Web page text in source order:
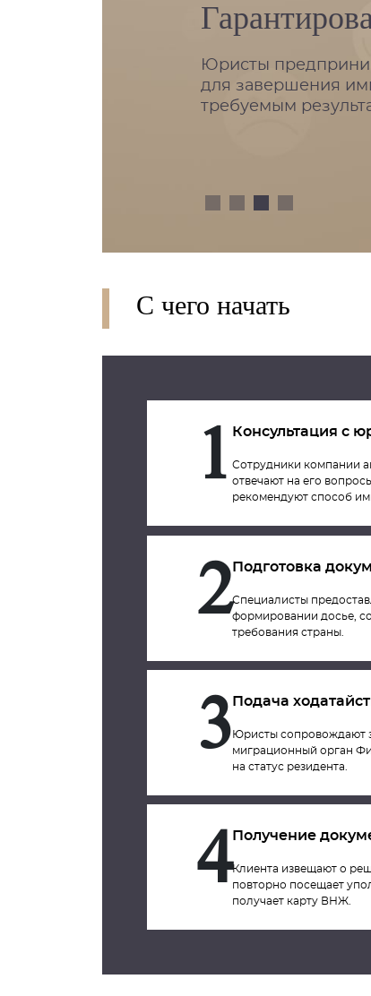
Юристы
для завершения
требуемым
С чего начать
1 Консультация с
Сотрудники компании
отвечают на его
рекомендуют способ
2Подготовка
Специалисты
формировании досье,
требования страны.
3 Подача
Юристы сопровождают
миграционный орган
на статус резидента.
4Получение
Клиента извещают о
повторно посещает
получает карту ВНЖ.